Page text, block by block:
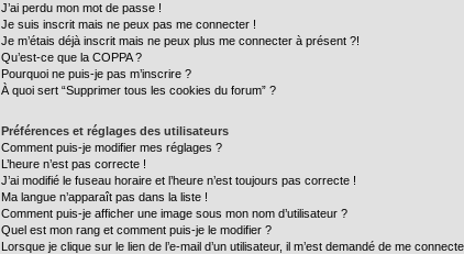
J’ai perdu mon mot de passe !
Je suis inscrit mais ne peux pas me connecter !
Je m’étais déjà inscrit mais ne peux plus me connecter à présent ?!
Qu’est-ce que la COPPA ?
Pourquoi ne puis-je pas m’inscrire ?
À quoi sert “Supprimer tous les cookies du forum” ?
Préférences et réglages des utilisateurs
Comment puis-je modifier mes réglages ?
L’heure n’est pas correcte !
J’ai modifié le fuseau horaire et l’heure n’est toujours pas correcte !
Ma langue n’apparaît pas dans la liste !
Comment puis-je afficher une image sous mon nom d’utilisateur ?
Quel est mon rang et comment puis-je le modifier ?
Lorsque je clique sur le lien de l’e-mail d’un utilisateur, il m’est demandé de me